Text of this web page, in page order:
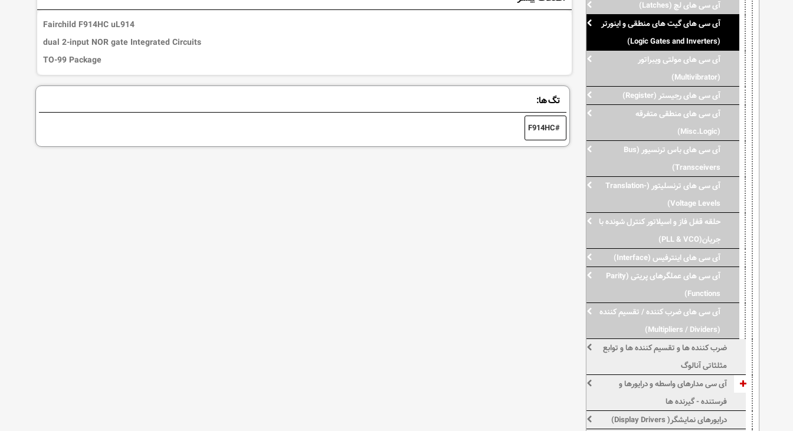
Fairchild F914HC uL914
dual 2-input NOR gate Integrated Circuits
TO-99 Package
تگ ها:
F914HC
آی سی های لچ (Latches)
آی سی های گیت های منطقی و اینورتر
(Logic Gates and Inverters)
آی سی های مولتی ویبراتور
(Multivibrator)
آی سی های رجیستر (Register)
آی سی های منطقی متفرقه
(Misc.Logic)
آی سی های باس ترنسیور (Bus
Transceivers)
آی سی های ترنسلیتور (Translation-
Voltage Levels)
حلقه قفل فاز و اسیلاتور کنترل شونده با
جریان(PLL & VCO)
آی سی های اینترفیس (Interface)
آی سی های عملگرهای پریتی (Parity
Functions)
آی سی های ضرب کننده / تقسیم کننده
(Multipliers / Dividers)
ضرب کننده ها و تقسیم کننده ها و توابع
مثلثاتی آنالوگ
آی سی مدارهای واسطه و درایورها و
فرستنده - گیرنده ها
درایورهای نمایشگر( Display Drivers)